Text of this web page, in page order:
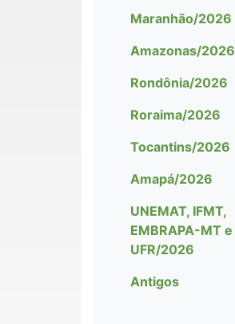
Maranhão/2026
Amazonas/2026
Rondônia/2026
Roraima/2026
Tocantins/2026
Amapá/2026
UNEMAT, IFMT,
EMBRAPA-MT e
UFR/2026
Antigos